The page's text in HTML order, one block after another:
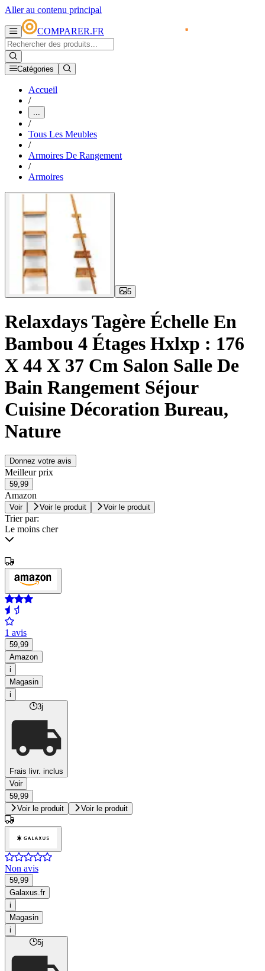
Aller au contenu principal
COMPARER.FR
Catégories
Accueil
/
...
/
Tous Les Meubles
/
Armoires De Rangement
/
Armoires
5
Relaxdays Tagère Échelle En
Bambou 4 Étages Hxlxp : 176
X 44 X 37 Cm Salon Salle De
Bain Rangement Séjour
Cuisine Décoration Bureau,
Nature
Donnez votre avis
Meilleur prix
59,99
Amazon
Voir Voir le produit Voir le produit
Trier par:
Le moins cher
1 avis
59,99
Amazon
i
Magasin
i
3j
Frais livr. inclus
Voir
59,99
Voir le produit
Voir le produit
Non avis
59,99
Galaxus.fr
i
Magasin
i
5j